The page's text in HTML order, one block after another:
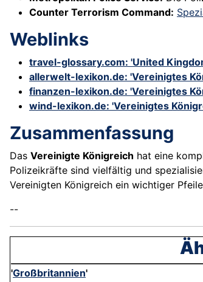
Counter Terrorism Command:
Weblinks
travel-glossary.com: 'United
allerwelt-lexikon.de: 'Vereinigtes
finanzen-lexikon.de: 'Vereinigtes
wind-lexikon.de: 'Vereinigtes
Zusammenfassung
Das Vereinigte Königreich hat eine
Polizeikräfte sind vielfältig und
Vereinigten Königreich ein wichtiger
--
'Großbritannien'